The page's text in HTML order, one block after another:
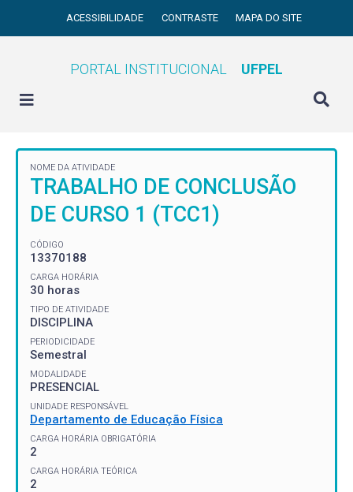
ACESSIBILIDADE CONTRASTE MAPA DO SITE
PORTAL INSTITUCIONAL UFPEL
NOME DA ATIVIDADE
TRABALHO DE CONCLUSÃO
DE CURSO 1 (TCC1)
CÓDIGO
13370188
CARGA HORÁRIA
30 horas
TIPO DE ATIVIDADE
DISCIPLINA
PERIODICIDADE
Semestral
MODALIDADE
PRESENCIAL
UNIDADE RESPONSÁVEL
Departamento de Educação Física
CARGA HORÁRIA OBRIGATÓRIA
2
CARGA HORÁRIA TEÓRICA
2